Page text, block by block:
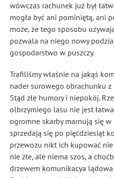
wówczas rachunek już był
mogła być ani pominiętą, ani
może, że tego sposobu
pozwala na niego nowy
gospodarstwo w puszczy.
Trafiliśmy właśnie na jakąś
nader surowego obrachunku
Stąd złe humory i niepokój.
olbrzymiego lasu nie jest
ogromne skarby marnują się w
sprzedają się po pięćdziesiąt
przewozu nikt ich kupować
nie złe, ale niema szos, a
drzewem komunikacya